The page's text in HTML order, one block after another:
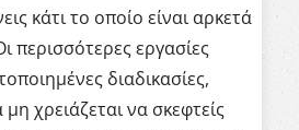
κάτι το οποίο είναι αρκετά
περισσότερες εργασίες
διαδικασίες,
χρειάζεται να σκεφτείς